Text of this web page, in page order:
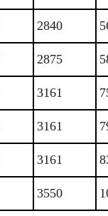
2840
2875
3161
3161
3161
3550